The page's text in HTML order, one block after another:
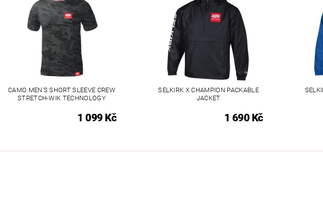
CAMO MEN'S SHORT SLEEVE CREW
STRETCH-WIK TECHNOLOGY
1 099 Kč
SELKIRK X CHAMPION PACKABLE
JACKET
1 690 Kč